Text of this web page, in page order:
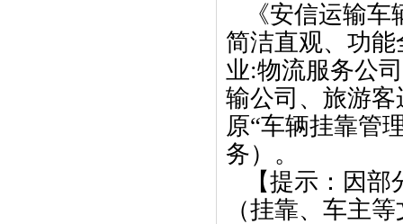
《安信运输
简洁直观、功
业:物流服务公
输公司、旅游
原“车辆挂靠管
务）。
【提示：因
（挂靠、车主